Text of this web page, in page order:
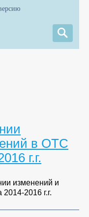
в ОТС
г.г.
изменений и
2016 г.г.